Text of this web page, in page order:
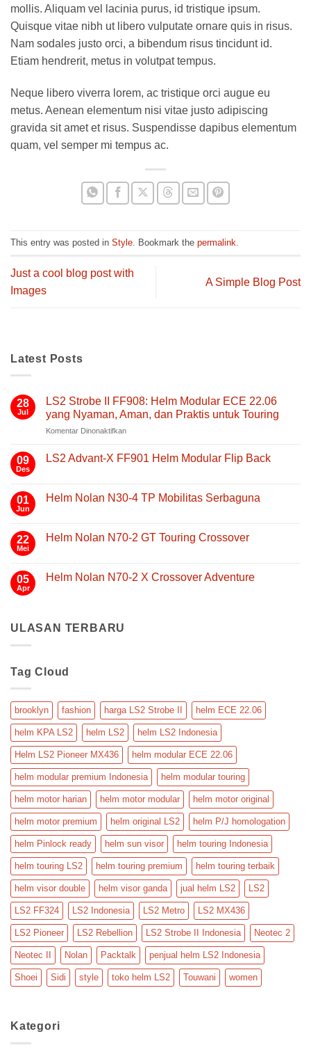
mollis. Aliquam vel lacinia purus, id tristique ipsum.
Quisque vitae nibh ut libero vulputate ornare quis in risus.
Nam sodales justo orci, a bibendum risus tincidunt id.
Etiam hendrerit, metus in volutpat tempus.
Neque libero viverra lorem, ac tristique orci augue eu
metus. Aenean elementum nisi vitae justo adipiscing
gravida sit amet et risus. Suspendisse dapibus elementum
quam, vel semper mi tempus ac.
This entry was posted in Style . Bookmark the permalink
Just a cool blog post with
Images
A Simple Blog Post
Latest Posts
28
Jul
LS2 Strobe II FF908: Helm Modular ECE 22.06
yang Nyaman, Aman, dan Praktis untuk Touring
Komentar Dinonaktifkanpada
Strobe
Modular
yang
dan
Praktis
09
Des
LS2 Advant-X FF901 Helm Modular Flip Back
pada
FF901
Helm
Back
01
Jun
Helm Nolan N30-4 TP Mobilitas Serbaguna
pada
4
TP
22
Mei
Helm Nolan N70-2 GT Touring Crossover
pada
GT
Touring
05
Apr
Helm Nolan N70-2 X Crossover Adventure
Helm
Crossover
ULASAN TERBARU
Tag Cloud
brooklyn fashion harga LS2 Strobe II helm ECE 22.06
helm KPA LS2 helm LS2 helm LS2 Indonesia
Helm LS2 Pioneer MX436 helm modular ECE 22.06
helm modular premium Indonesia helm modular touring
helm motor harian helm motor modular helm motor original
helm motor premium helm original LS2 helm P/J homologation
helm Pinlock ready helm sun visor helm touring Indonesia
helm touring LS2 helm touring premium helm touring terbaik
helm visor double helm visor ganda jual helm LS2 LS2
LS2 FF324 LS2 Indonesia LS2 Metro LS2 MX436
LS2 Pioneer LS2 Rebellion LS2 Strobe II Indonesia Neotec 2
Neotec II Nolan Packtalk penjual helm LS2 Indonesia
Shoei Sidi style toko helm LS2 Touwani women
Kategori